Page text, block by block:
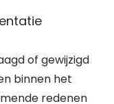
of gewijzigd
binnen het
redenen